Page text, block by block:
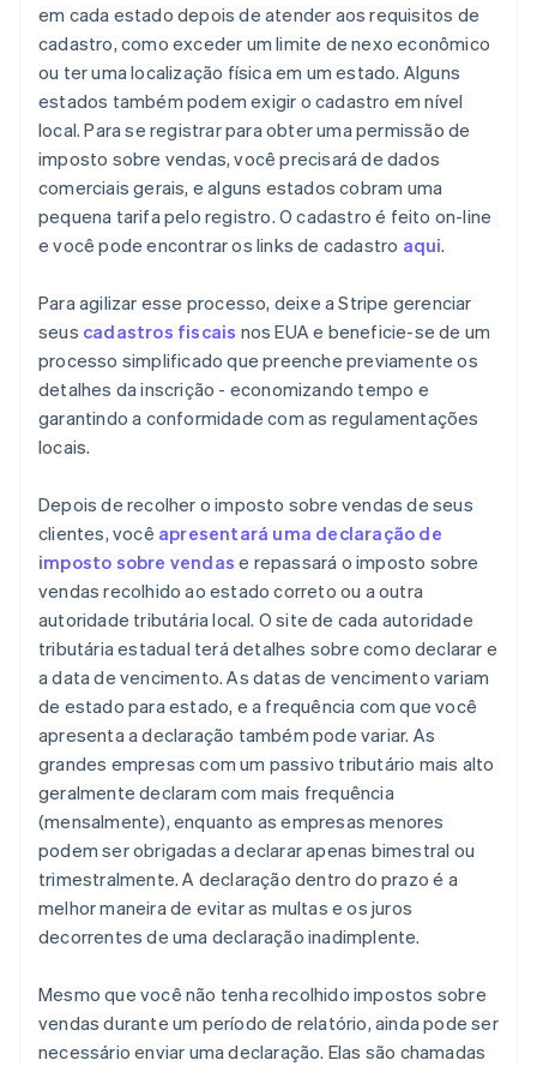
em cada estado depois de atender aos requisitos de
cadastro, como exceder um limite de nexo econômico
ou ter uma localização física em um estado. Alguns
estados também podem exigir o cadastro em nível
local. Para se registrar para obter uma permissão de
imposto sobre vendas, você precisará de dados
comerciais gerais, e alguns estados cobram uma
pequena tarifa pelo registro. O cadastro é feito on-line
e você pode encontrar os links de cadastro aqui.
Para agilizar esse processo, deixe a Stripe gerenciar
seus cadastros fiscais nos EUA e beneficie-se de um
processo simplificado que preenche previamente os
detalhes da inscrição - economizando tempo e
garantindo a conformidade com as regulamentações
locais.
Depois de recolher o imposto sobre vendas de seus
clientes, você apresentará uma declaração de
imposto sobre vendas e repassará o imposto sobre
vendas recolhido ao estado correto ou a outra
autoridade tributária local. O site de cada autoridade
tributária estadual terá detalhes sobre como declarar e
a data de vencimento. As datas de vencimento variam
de estado para estado, e a frequência com que você
apresenta a declaração também pode variar. As
grandes empresas com um passivo tributário mais alto
geralmente declaram com mais frequência
(mensalmente), enquanto as empresas menores
podem ser obrigadas a declarar apenas bimestral ou
trimestralmente. A declaração dentro do prazo é a
melhor maneira de evitar as multas e os juros
decorrentes de uma declaração inadimplente.
Mesmo que você não tenha recolhido impostos sobre
vendas durante um período de relatório, ainda pode ser
necessário enviar uma declaração. Elas são chamadas